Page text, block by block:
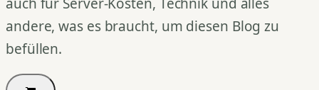
auch für Server-Kosten, Technik und alles
andere, was es braucht, um diesen Blog zu
befüllen.